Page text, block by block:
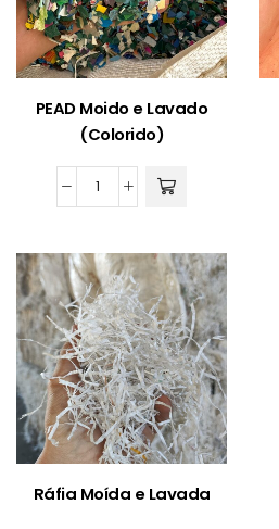
PEAD Moido e Lavado
(Colorido)
PEAD
e
Lavado
(Colorido)
quantidade
Ráfia Moída e Lavada